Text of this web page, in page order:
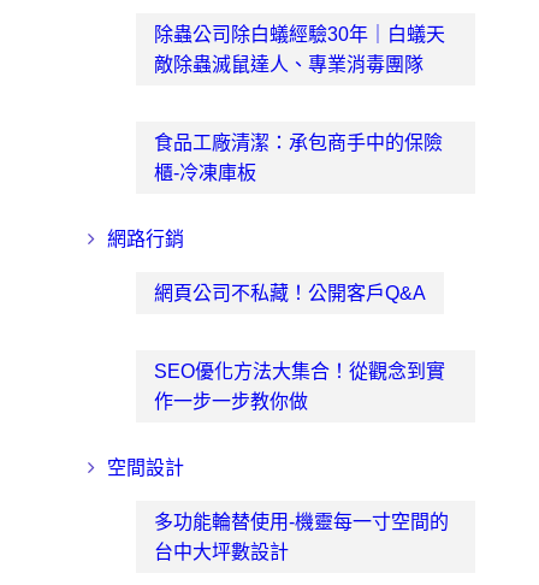
除蟲公司除白蟻經驗30年｜白蟻天
敵除蟲滅鼠達人、專業消毒團隊
食品工廠清潔：承包商手中的保險
櫃-冷凍庫板
網路行銷
網頁公司不私藏！公開客戶Q&A
SEO優化方法大集合！從觀念到實
作一步一步教你做
空間設計
多功能輪替使用-機靈每一寸空間的
台中大坪數設計